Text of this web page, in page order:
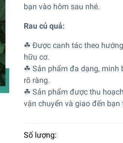
bạn vào hôm sau nhé.
Rau củ quả:
☘ Được canh tác theo
hữu cơ.
☘ Sản phẩm đa dạng, minh
rõ ràng.
☘ Sản phẩm được thu
vận chuyển và giao đến bạn
Số lượng: